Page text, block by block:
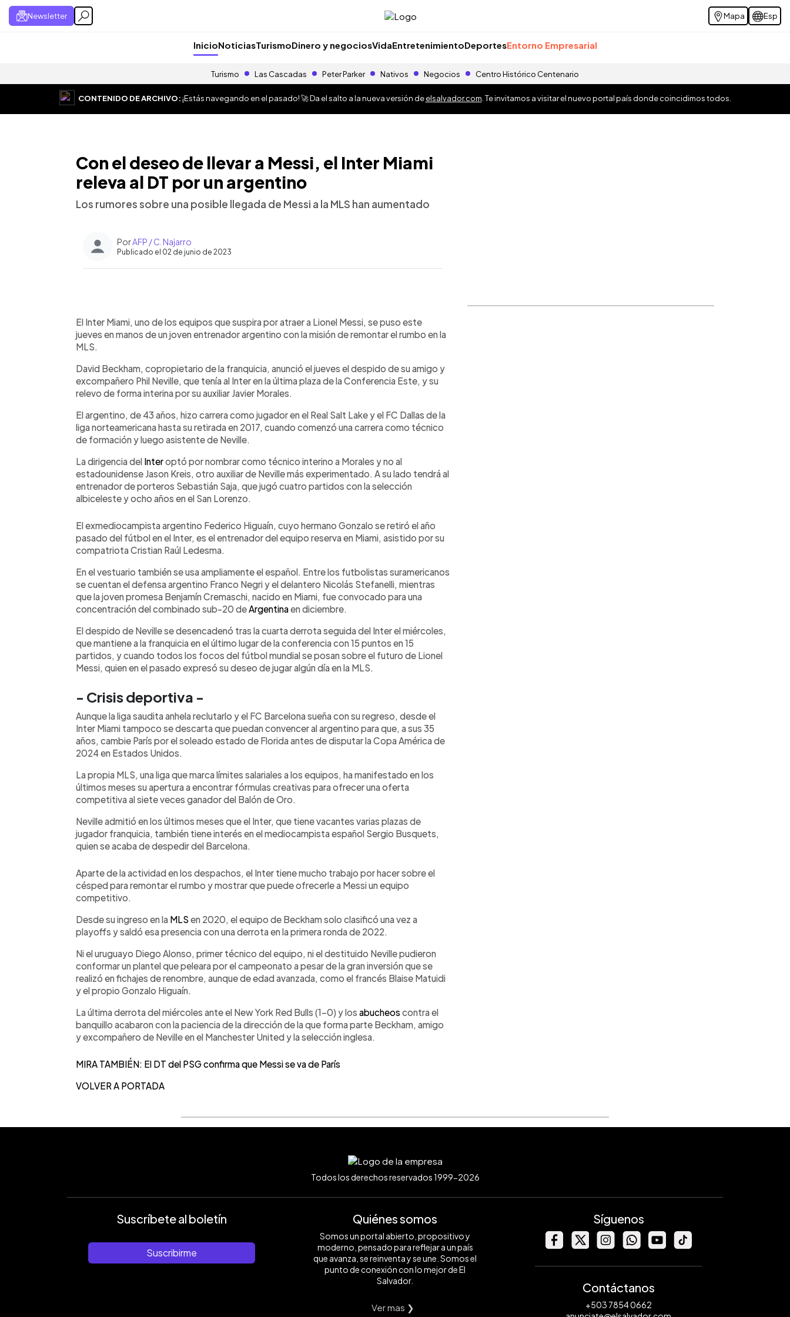
Newsletter Mapa Esp
InicioNoticiasTurismoDinero y negociosVidaEntretenimientoDeportesEntorno Empresarial
Turismo Las Cascadas Peter Parker Nativos Negocios Centro Histórico Centenario
CONTENIDO DE ARCHIVO:¡Estás navegando en el pasado! 🚀 Da el salto a la nueva versión deelsalvador.com . Te invitamos a visitar el nuevo portal país donde coincidimos todos.
Con el deseo de llevar a Messi, el Inter Miami
releva al DT por un argentino
Los rumores sobre una posible llegada de Messi a la MLS han aumentado
PorAFP / C. Najarro
Publicado el 02 de junio de 2023
► Escuchar artículo
El Inter Miami, uno de los equipos que suspira por atraer a Lionel Messi, se puso este
jueves en manos de un joven entrenador argentino con la misión de remontar el rumbo en la
MLS.
David Beckham, copropietario de la franquicia, anunció el jueves el despido de su amigo y
excompañero Phil Neville, que tenía al Inter en la última plaza de la Conferencia Este, y su
relevo de forma interina por su auxiliar Javier Morales.
El argentino, de 43 años, hizo carrera como jugador en el Real Salt Lake y el FC Dallas de la
liga norteamericana hasta su retirada en 2017, cuando comenzó una carrera como técnico
de formación y luego asistente de Neville.
La dirigencia del Interoptó por nombrar como técnico interino a Morales y no al
estadounidense Jason Kreis, otro auxiliar de Neville más experimentado. A su lado tendrá al
entrenador de porteros Sebastián Saja, que jugó cuatro partidos con la selección
albiceleste y ocho años en el San Lorenzo.
El exmediocampista argentino Federico Higuaín, cuyo hermano Gonzalo se retiró el año
pasado del fútbol en el Inter, es el entrenador del equipo reserva en Miami, asistido por su
compatriota Cristian Raúl Ledesma.
En el vestuario también se usa ampliamente el español. Entre los futbolistas suramericanos
se cuentan el defensa argentino Franco Negri y el delantero Nicolás Stefanelli, mientras
que la joven promesa Benjamín Cremaschi, nacido en Miami, fue convocado para una
concentración del combinado sub-20 deArgentinaen diciembre.
El despido de Neville se desencadenó tras la cuarta derrota seguida del Inter el miércoles,
que mantiene a la franquicia en el último lugar de la conferencia con 15 puntos en 15
partidos, y cuando todos los focos del fútbol mundial se posan sobre el futuro de Lionel
Messi, quien en el pasado expresó su deseo de jugar algún día en la MLS.
- Crisis deportiva -
Aunque la liga saudita anhela reclutarlo y el FC Barcelona sueña con su regreso, desde el
Inter Miami tampoco se descarta que puedan convencer al argentino para que, a sus 35
años, cambie París por el soleado estado de Florida antes de disputar la Copa América de
2024 en Estados Unidos.
La propia MLS, una liga que marca límites salariales a los equipos, ha manifestado en los
últimos meses su apertura a encontrar fórmulas creativas para ofrecer una oferta
competitiva al siete veces ganador del Balón de Oro.
Neville admitió en los últimos meses que el Inter, que tiene vacantes varias plazas de
jugador franquicia, también tiene interés en el mediocampista español Sergio Busquets,
quien se acaba de despedir del Barcelona.
Aparte de la actividad en los despachos, el Inter tiene mucho trabajo por hacer sobre el
césped para remontar el rumbo y mostrar que puede ofrecerle a Messi un equipo
competitivo.
Desde su ingreso en la MLS en 2020, el equipo de Beckham solo clasificó una vez a
playoffs y saldó esa presencia con una derrota en la primera ronda de 2022.
Ni el uruguayo Diego Alonso, primer técnico del equipo, ni el destituido Neville pudieron
conformar un plantel que peleara por el campeonato a pesar de la gran inversión que se
realizó en fichajes de renombre, aunque de edad avanzada, como el francés Blaise Matuidi
y el propio Gonzalo Higuaín.
La última derrota del miércoles ante el New York Red Bulls (1-0) y los abucheoscontra el
banquillo acabaron con la paciencia de la dirección de la que forma parte Beckham, amigo
y excompañero de Neville en el Manchester United y la selección inglesa.
MIRA TAMBIÉN: El DT del PSG confirma que Messi se va de París
VOLVER A PORTADA
Todos los derechos reservados 1999-2026
Suscríbete al boletín
Suscribirme
Quiénes somos
Somos un portal abierto, propositivo y
moderno, pensado para reflejar a un país
que avanza, se reinventa y se une. Somos el
punto de conexión con lo mejor de El
Salvador.
Ver mas ❯
Síguenos
Contáctanos
+503 7854 0662